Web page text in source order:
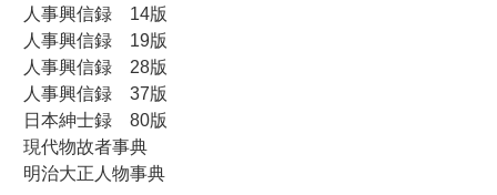
人事興信録 14版
人事興信録 19版
人事興信録 28版
人事興信録 37版
日本紳士録 80版
現代物故者事典
明治大正人物事典